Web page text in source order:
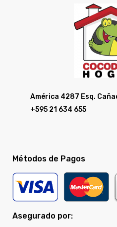
América 4287 Esq.
+595 21 634 655
Métodos de Pagos
Asegurado por: